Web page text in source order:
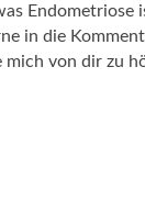
in die
mich von dir zu